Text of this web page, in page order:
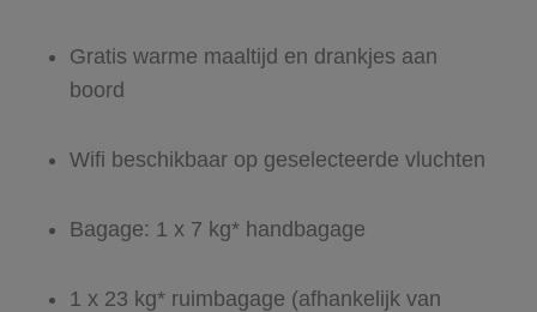
Gratis warme maaltijd en drankjes aan
boord
Wifi beschikbaar op geselecteerde vluchten
Bagage: 1 x 7 kg* handbagage
1 x 23 kg* ruimbagage (afhankelijk van